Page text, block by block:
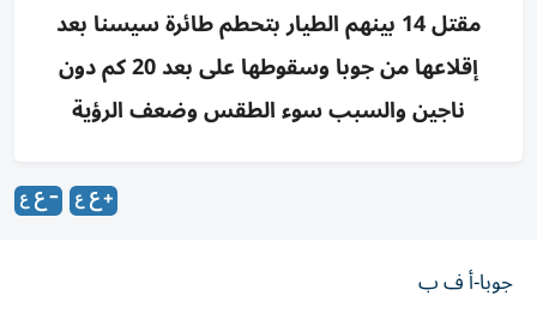
مقتل 14 بينهم الطيار بتحطم طائرة سيسنا بعد
إقلاعها من جوبا وسقوطها على بعد 20 كم دون
ناجين والسبب سوء الطقس وضعف الرؤية
جوبا-أ ف ب